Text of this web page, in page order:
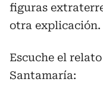
figuras
otra explicación.
Escuche el
Santamaría: